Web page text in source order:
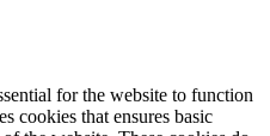
for the website to function
cookies that ensures basic